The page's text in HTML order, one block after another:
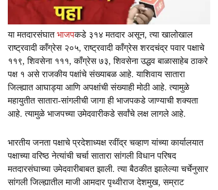
या मतदारसंघात भाजपकडे ३१४ मतदार असून, त्या खालोखाल
राष्ट्रवादी काँग्रेस २०५, राष्ट्रवादी काँग्रेस शरदचंद्र पवार पक्षाचे
११९, शिवसेना १११, काँग्रेस ७३, शिवसेना उद्धव बाळासाहेब ठाकरे
पक्ष १ असे राजकीय पक्षांचे संख्याबळ आहे. याशिवाय सातारा
जिल्ह्यात आघाड्या आणि अपक्षांची संख्याही मोठी आहे. त्यामुळे
महायुतीत सातारा-सांगलीची जागा ही भाजपकडे जाण्याची शक्यता
आहे. त्यामुळे भाजपच्या उमेदवारीकडे सर्वांचे लक्ष लागले आहे.
भारतीय जनता पक्षाचे प्रदेशाध्यक्ष रवींद्र चव्हाण यांच्या कार्यालयात
पक्षाच्या वरिष्ठ नेत्यांची चर्चा सातारा सांगली विधान परिषद
मतदारसंघाच्या उमेदवारीबाबत झाली. त्या बैठकीत झालेल्या चर्चेनुसार
सांगली जिल्ह्यातील माजी आमदार पृथ्वीराज देशमुख, सम्राट